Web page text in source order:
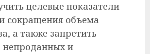
целевые показатели
сокращения объема
а также запретить
непроданных и